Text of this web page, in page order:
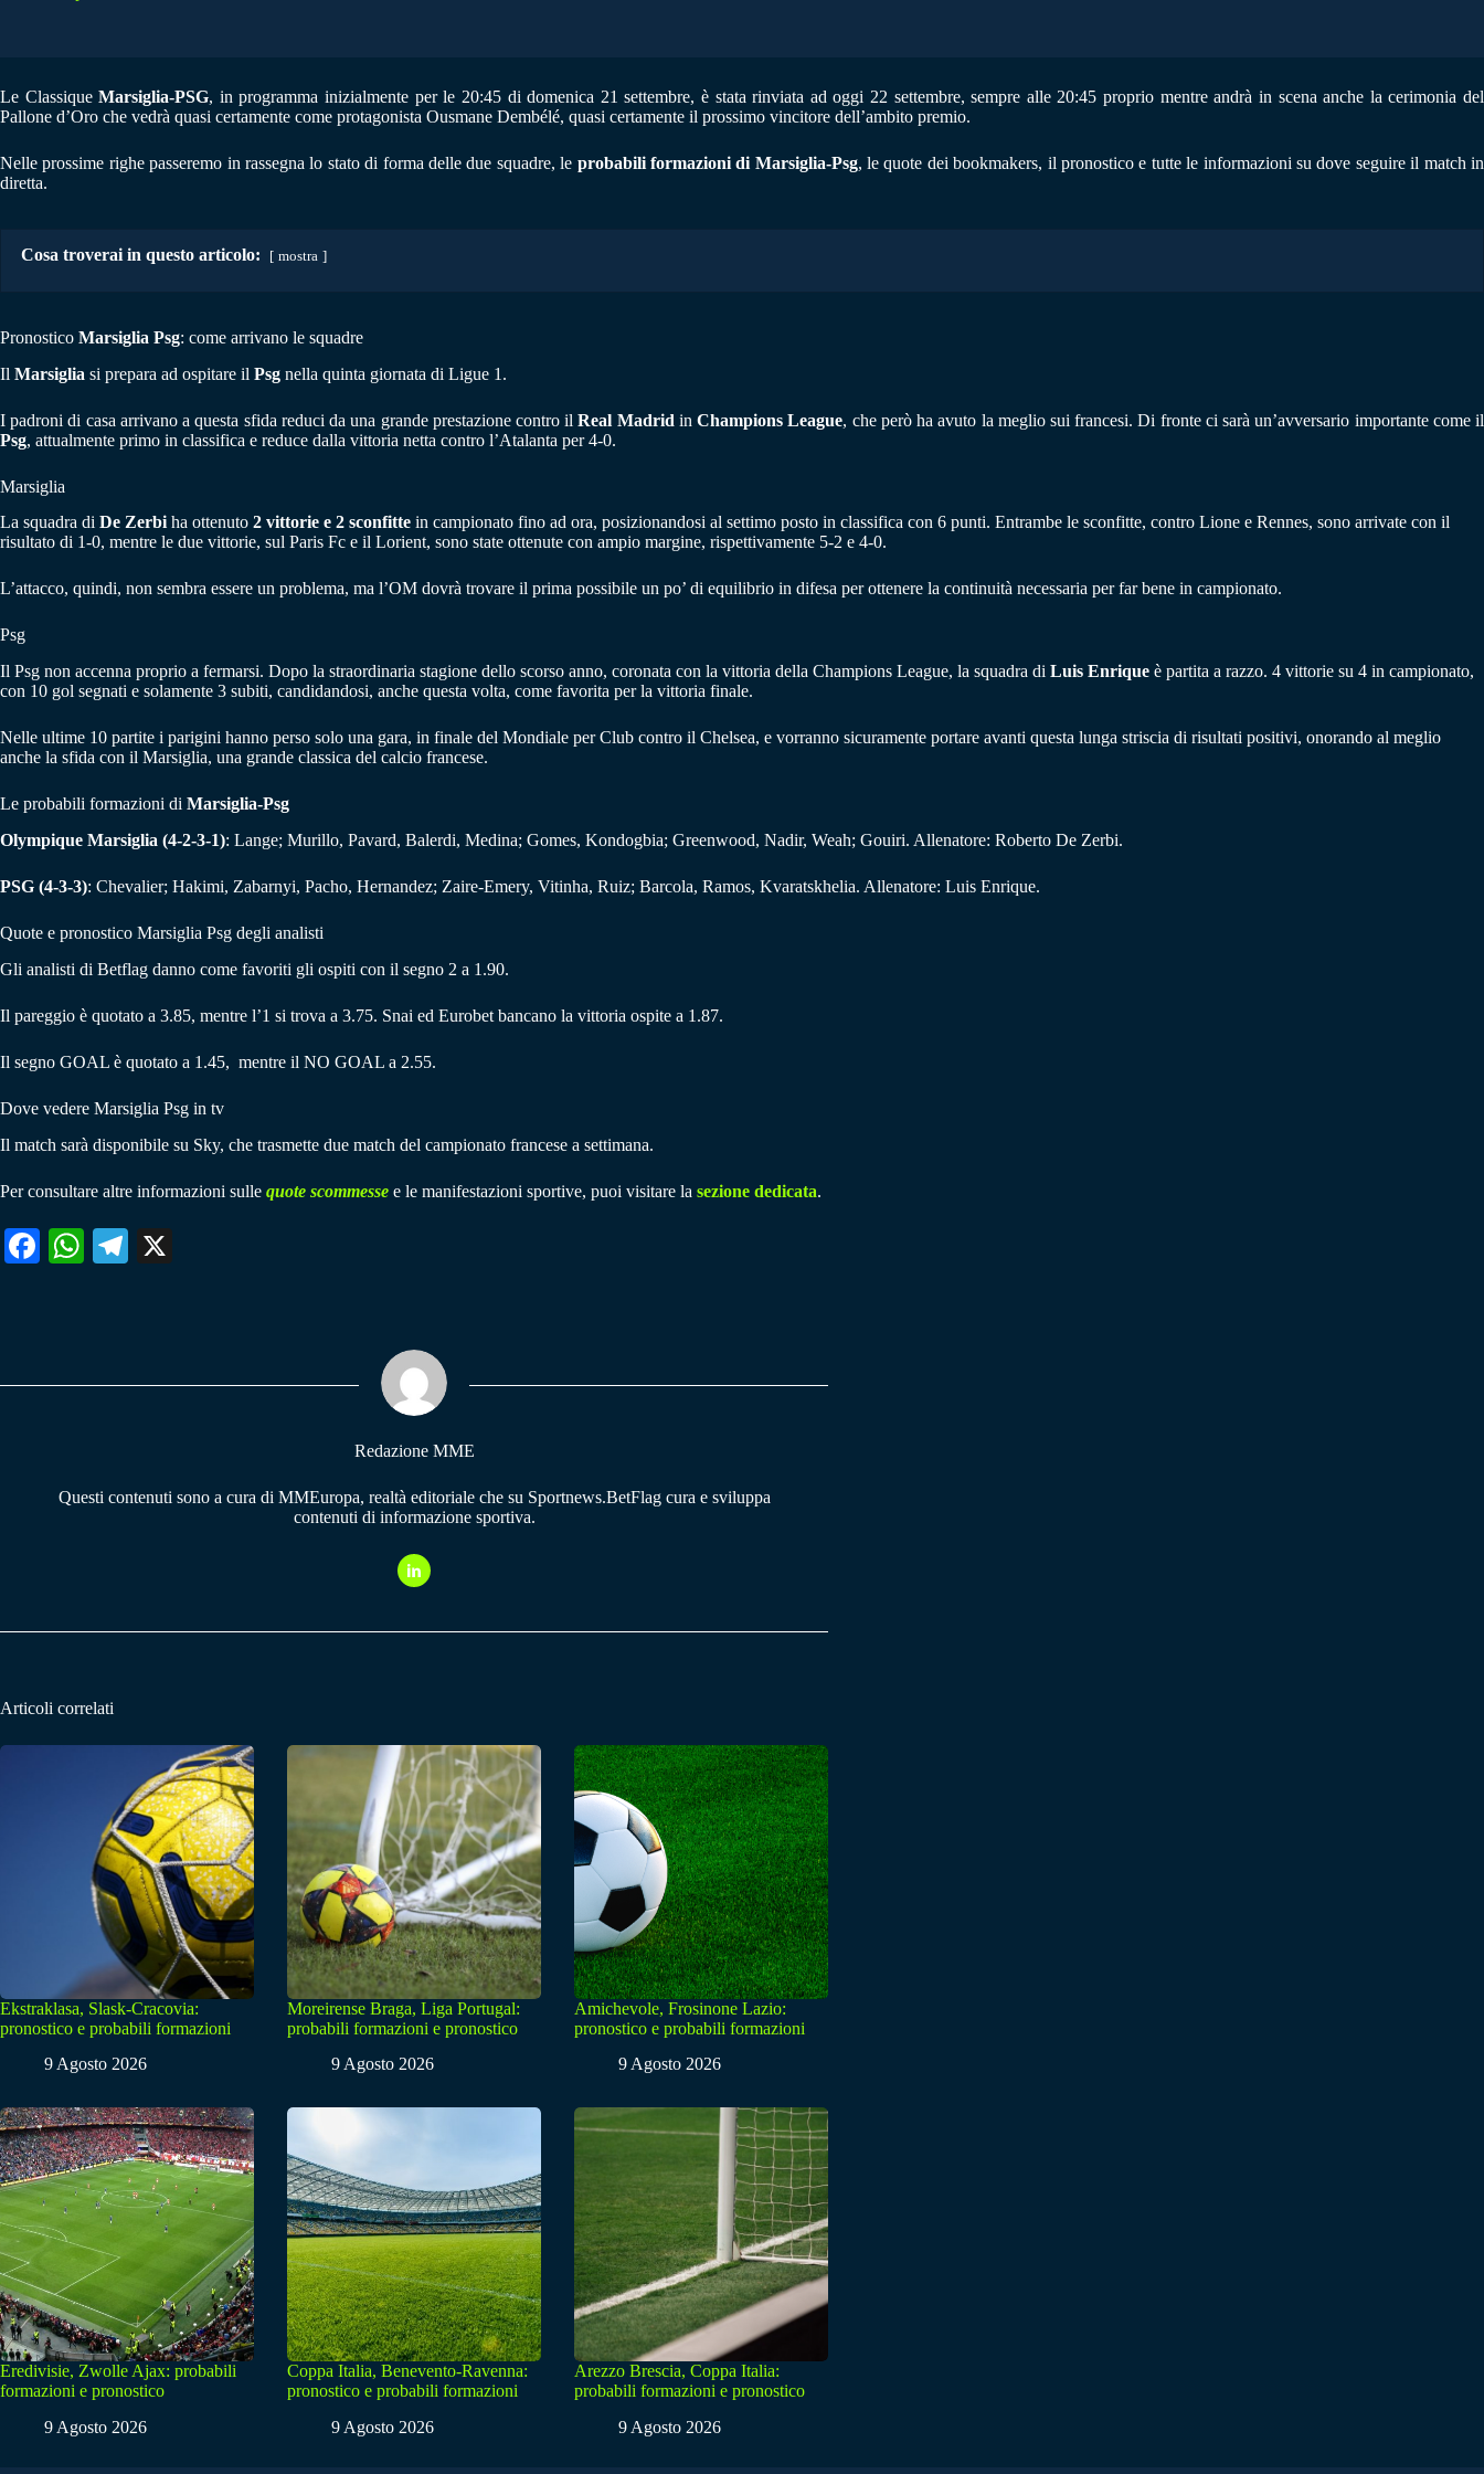
Le ClassiqueMarsiglia-PSG, in programma inizialmente per le 20:45 di domenica 21 settembre, è stata rinviata ad oggi 22 settembre, sempre alle 20:45 proprio mentre andrà in scena anche la cerimonia del
Pallone d’Oro che vedrà quasi certamente come protagonista Ousmane Dembélé, quasi certamente il prossimo vincitore dell’ambito premio.
Nelle prossime righe passeremo in rassegna lo stato di forma delle due squadre, le probabili formazioni di Marsiglia-Psg, le quote dei bookmakers, il pronostico e tutte le informazioni su dove seguire il match in
diretta.
Cosa troverai in questo articolo: mostra
Pronostico Marsiglia Psg: come arrivano le squadre
Il Marsiglia si prepara ad ospitare il Psg nella quinta giornata di Ligue 1.
I padroni di casa arrivano a questa sfida reduci da una grande prestazione contro ilReal Madrid inChampions League, che però ha avuto la meglio sui francesi. Di fronte ci sarà un’avversario importante come il
Psg, attualmente primo in classifica e reduce dalla vittoria netta contro l’Atalanta per 4-0.
Marsiglia
La squadra di De Zerbiha ottenuto 2 vittorie e 2 sconfitte in campionato fino ad ora, posizionandosi al settimo posto in classifica con 6 punti. Entrambe le sconfitte, contro Lione e Rennes, sono arrivate con il
risultato di 1-0, mentre le due vittorie, sul Paris Fc e il Lorient, sono state ottenute con ampio margine, rispettivamente 5-2 e 4-0.
L’attacco, quindi, non sembra essere un problema, ma l’OM dovrà trovare il prima possibile un po’ di equilibrio in difesa per ottenere la continuità necessaria per far bene in campionato.
Psg
Il Psg non accenna proprio a fermarsi. Dopo la straordinaria stagione dello scorso anno, coronata con la vittoria della Champions League, la squadra di Luis Enrique è partita a razzo. 4 vittorie su 4 in campionato,
con 10 gol segnati e solamente 3 subiti, candidandosi, anche questa volta, come favorita per la vittoria finale.
Nelle ultime 10 partite i parigini hanno perso solo una gara, in finale del Mondiale per Club contro il Chelsea, e vorranno sicuramente portare avanti questa lunga striscia di risultati positivi, onorando al meglio
anche la sfida con il Marsiglia, una grande classica del calcio francese.
Le probabili formazioni di Marsiglia-Psg
Olympique Marsiglia (4-2-3-1): Lange; Murillo, Pavard, Balerdi, Medina; Gomes, Kondogbia; Greenwood, Nadir, Weah; Gouiri. Allenatore: Roberto De Zerbi.
PSG (4-3-3): Chevalier; Hakimi, Zabarnyi, Pacho, Hernandez; Zaire-Emery, Vitinha, Ruiz; Barcola, Ramos, Kvaratskhelia. Allenatore: Luis Enrique.
Quote e pronostico Marsiglia Psg degli analisti
Gli analisti di Betflag danno come favoriti gli ospiti con il segno 2 a 1.90.
Il pareggio è quotato a 3.85, mentre l’1 si trova a 3.75. Snai ed Eurobet bancano la vittoria ospite a 1.87.
Il segno GOAL è quotato a 1.45, mentre il NO GOAL a 2.55.
Dove vedere Marsiglia Psg in tv
Il match sarà disponibile su Sky, che trasmette due match del campionato francese a settimana.
Per consultare altre informazioni sulle quote scommesse e le manifestazioni sportive, puoi visitare la sezione dedicata.
Fa W
pp
Te
m
Redazione MME
Questi contenuti sono a cura di MMEuropa, realtà editoriale che su Sportnews.BetFlag cura e sviluppa
contenuti di informazione sportiva.
Articoli correlati
Ekstraklasa, Slask-Cracovia:
pronostico e probabili formazioni
9 Agosto 2026
Moreirense Braga, Liga Portugal:
probabili formazioni e pronostico
9 Agosto 2026
Amichevole, Frosinone Lazio:
pronostico e probabili formazioni
9 Agosto 2026
Eredivisie, Zwolle Ajax: probabili
formazioni e pronostico
9 Agosto 2026
Coppa Italia, Benevento-Ravenna:
pronostico e probabili formazioni
9 Agosto 2026
Arezzo Brescia, Coppa Italia:
probabili formazioni e pronostico
9 Agosto 2026